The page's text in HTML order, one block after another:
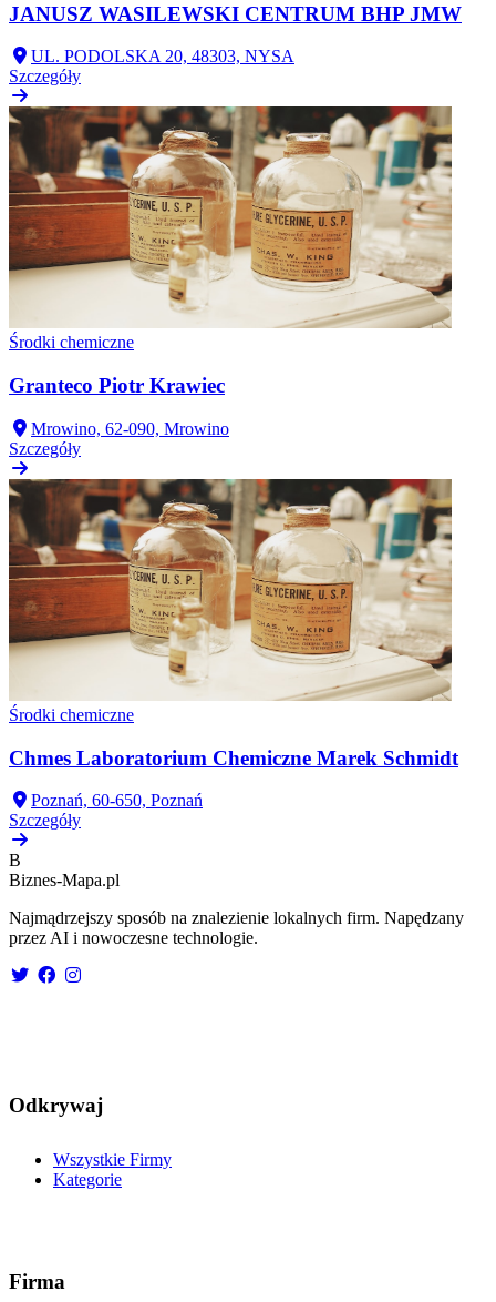
JANUSZ WASILEWSKI CENTRUM BHP JMW
UL. PODOLSKA 20, 48303, NYSA
Szczegóły
Środki chemiczne
Granteco Piotr Krawiec
Mrowino, 62-090, Mrowino
Szczegóły
Środki chemiczne
Chmes Laboratorium Chemiczne Marek Schmidt
Poznań, 60-650, Poznań
Szczegóły
B
Biznes-Mapa.pl
Najmądrzejszy sposób na znalezienie lokalnych firm. Napędzany
przez AI i nowoczesne technologie.
Odkrywaj
Wszystkie Firmy
Kategorie
Firma